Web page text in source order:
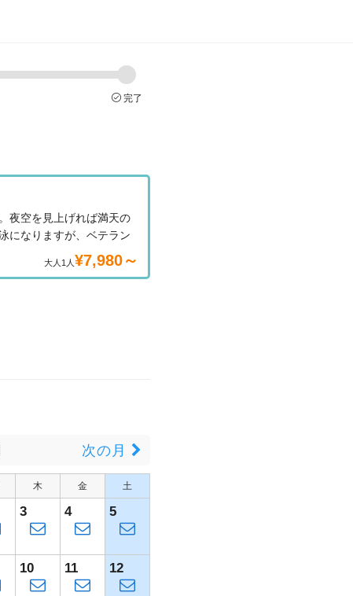
完了
夜空を見上げれば満天の
になりますが、ベテラン
大人1人 ¥7,980～
次の月
木 金 土
3 4 5
10 11 12